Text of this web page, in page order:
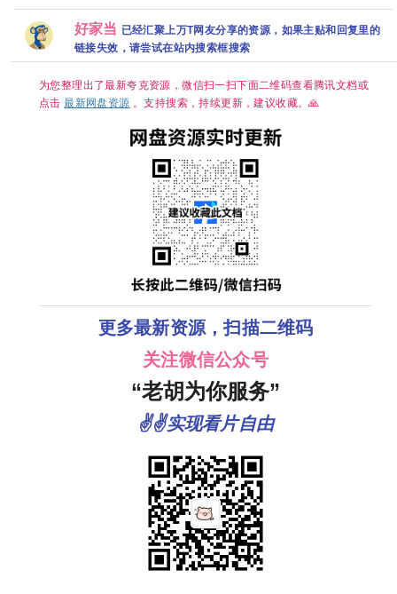
第三季 (2026)
剧情 / 喜剧 / 奇
幻 又名: 好兆头
最终季 夸克
又名: 破悬案 /
珠宝行连环劫案
+卞记旅馆灭门
案 夸克
百度网盘
1080P高清免
费资源分享
全】【124G】
更新中
语中字.网
好家当 已经汇聚上万T网友分享的资源，如果主贴和回复里的
链接失效，请尝试在站内搜索框搜索
为您整理出了最新夸克资源，微信扫一扫下面二维码查看腾讯文档或
点击最新网盘资源 。支持搜索，持续更新，建议收藏。🙏
更多最新资源，扫描二维码
关注微信公众号
“老胡为你服务”
✌✌实现看片自由